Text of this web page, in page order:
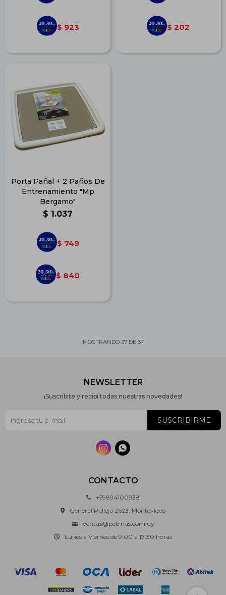
$ 923 $ 202
Porta Pañal + 2 Paños De
Entrenamiento "Mp
Bergamo"
$ 1.037
$ 749
$ 840
MOSTRANDO 37DE 37
CONTACTO
+59894100938
General Palleja 2623, Montevideo
ventas@petmas.com.uy
Lunes a Viernes de 9:00 a 17:30 horas
NEWSLETTER
¡Suscribite y recibí todas nuestras novedades!
SUSCRIBIRME
 